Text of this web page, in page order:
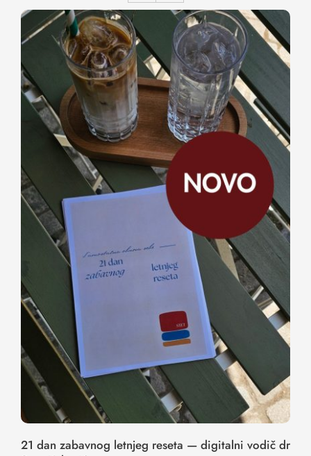
Kontakt
21 dan zabavnog letnjeg reseta —
digitalni vodič dr Sare Kuburić
21 dan zabavnog letnjeg reseta — digitalni vodič dr